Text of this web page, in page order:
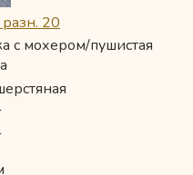
20
с мохером/пушистая